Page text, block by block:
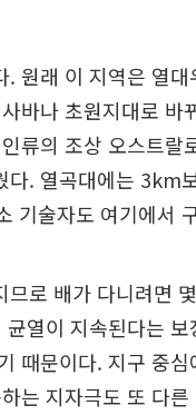
원래 이 지역은 열
바나 초원지대로 바
류의 조상 오스트랄
다. 열곡대에는 3km
기술자도 여기에서
로 배가 다니려면
열이 지속된다는
때문이다. 지구 중
는 지자극도 또 다